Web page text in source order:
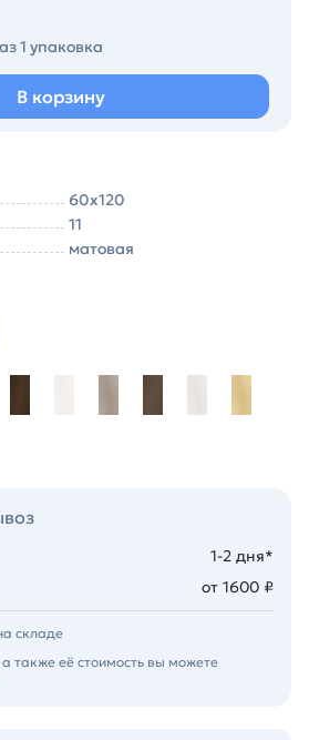
1 упаковка
В корзину
60х120
11
матовая
1-2 дня*
от 1600 ₽
складе
также её стоимость вы можете